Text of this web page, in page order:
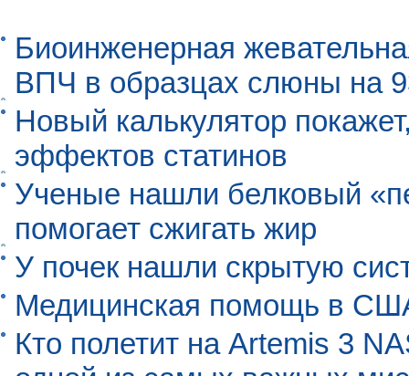
Биоинженерная
ВПЧ в образцах слюны на
Новый калькулятор
эффектов статинов
Ученые нашли белковый
помогает сжигать жир
У почек нашли скрытую
Медицинская помощь в
Кто полетит на Artemis 3